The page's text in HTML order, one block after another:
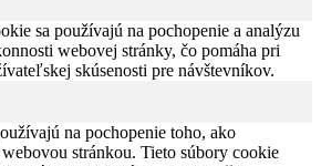
sa používajú na pochopenie a analýzu
webovej stránky, čo pomáha pri
skúsenosti pre návštevníkov.
na pochopenie toho, ako
stránkou. Tieto súbory cookie